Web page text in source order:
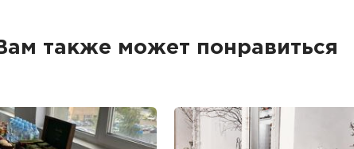
также может понравиться